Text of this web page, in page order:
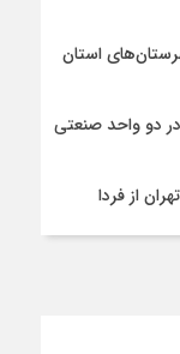
در شهرستان‌های استان
در دو واحد صنعتی
از فردا